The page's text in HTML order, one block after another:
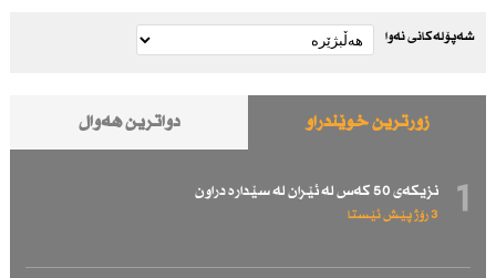
شەپۆلەکانی نەوا
زۆرترین خوێندراو دواترین هەواڵ
1 نزیكەی 50 كەس لە ئێران لە سێدارە دراون
3 رۆژ پێش ئێستا